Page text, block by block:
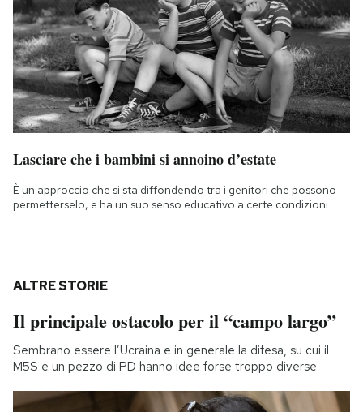
Lasciare che i bambini si annoino d’estate
È un approccio che si sta diffondendo tra i genitori che possono
permetterselo, e ha un suo senso educativo a certe condizioni
ALTRE STORIE
Il principale ostacolo per il “campo largo”
Sembrano essere l’Ucraina e in generale la difesa, su cui il
M5S e un pezzo di PD hanno idee forse troppo diverse